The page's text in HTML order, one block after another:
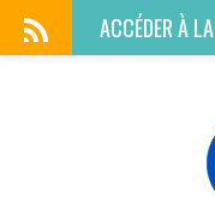
ACCÉDER À LA